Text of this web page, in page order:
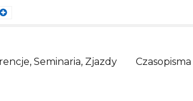
Larger
Seminaria, Zjazdy Czasopisma